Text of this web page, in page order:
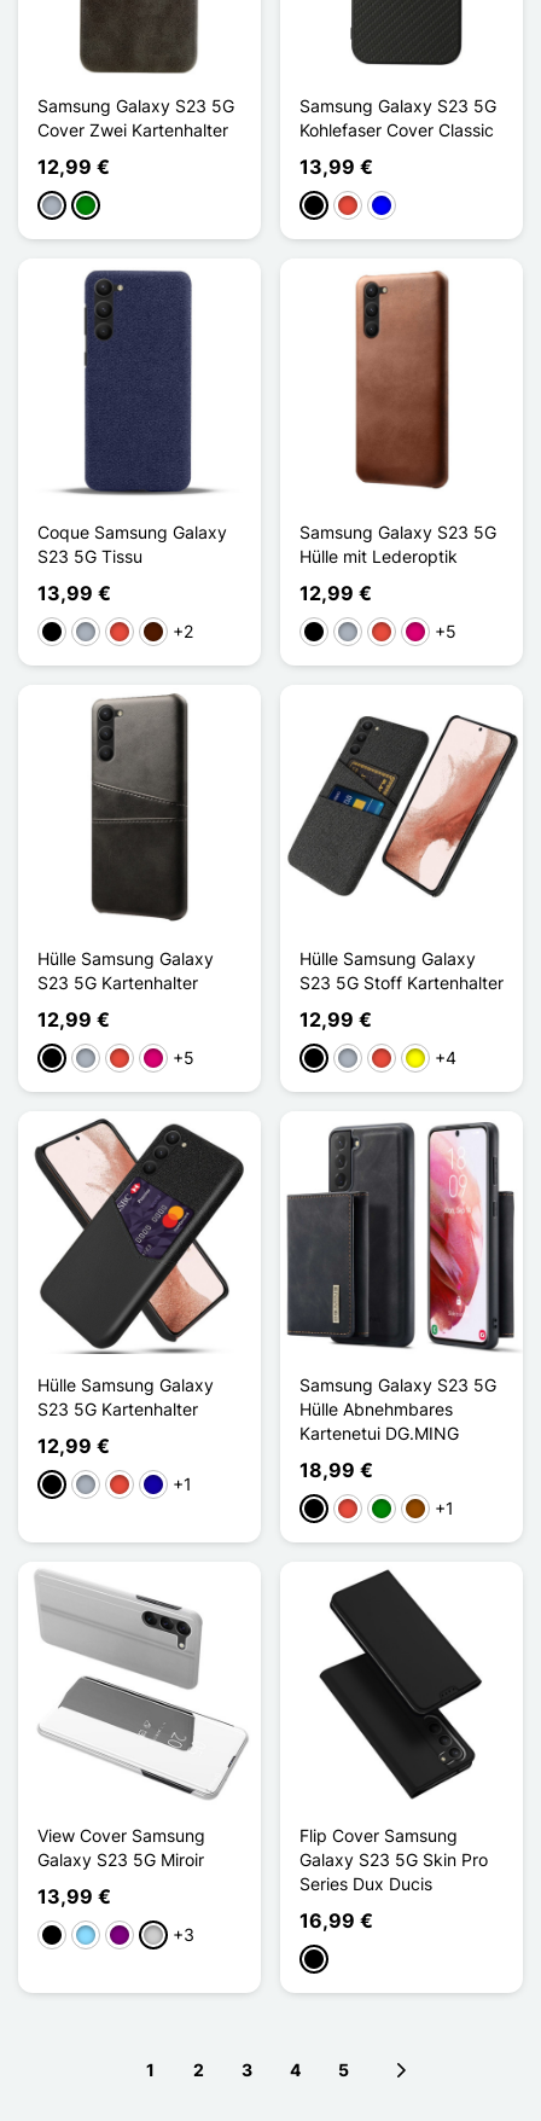
Samsung Galaxy S23 5G
Cover Zwei Kartenhalter
12,99 €
GrauGrün
Samsung Galaxy S23 5G
Kohlefaser Cover Classic
13,99 €
Schwarz
Rot Blau
Coque Samsung Galaxy
S23 5G Tissu
13,99 €
Schwarz
GrauRot Dunkelbraun
+2
Samsung Galaxy S23 5G
Hülle mit Lederoptik
12,99 €
Schwarz
GrauRot Magenta
+5
Hülle Samsung Galaxy
S23 5G Kartenhalter
12,99 €
Schwarz
GrauRot Magenta
+5
Hülle Samsung Galaxy
S23 5G Stoff Kartenhalter
12,99 €
Schwarz
GrauRot Gelb+4
Hülle Samsung Galaxy
S23 5G Kartenhalter
12,99 €
Schwarz
GrauRot Dunkelblau
+1
Samsung Galaxy S23 5G
Hülle Abnehmbares
Kartenetui DG.MING
18,99 €
Schwarz
Rot GrünBraun
+1
View Cover Samsung
Galaxy S23 5G Miroir
13,99 €
Schwarz
HellblauViolettSilber
+3
Flip Cover Samsung
Galaxy S23 5G Skin Pro
Series Dux Ducis
16,99 €
Schwarz
1 2 3 4 5